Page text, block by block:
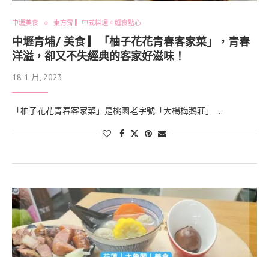
中壢美食 東方胃 ▎中式料理。麵食點心
中壢青埔/ 美食 ▎「柚子花花青春客家菜」，青春
洋溢，卻又不失經典的客家好滋味！
18 1 月, 2023
「柚子花花青春客家菜」是桃園老字號「大楊梅鵝莊」 …